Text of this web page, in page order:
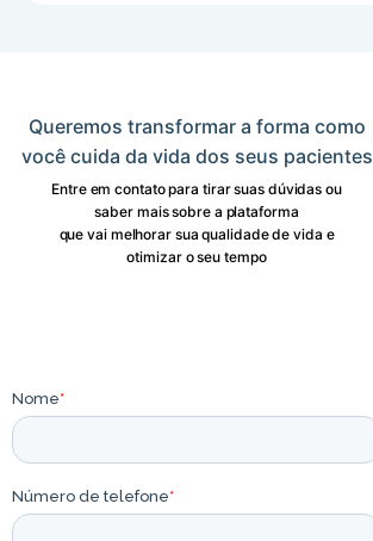
Queremos transformar a forma como
você cuida da vida dos seus pacientes
Entre em contato para tirar suas dúvidas ou
saber mais sobre a plataforma
que vai melhorar sua qualidade de vida e
otimizar o seu tempo